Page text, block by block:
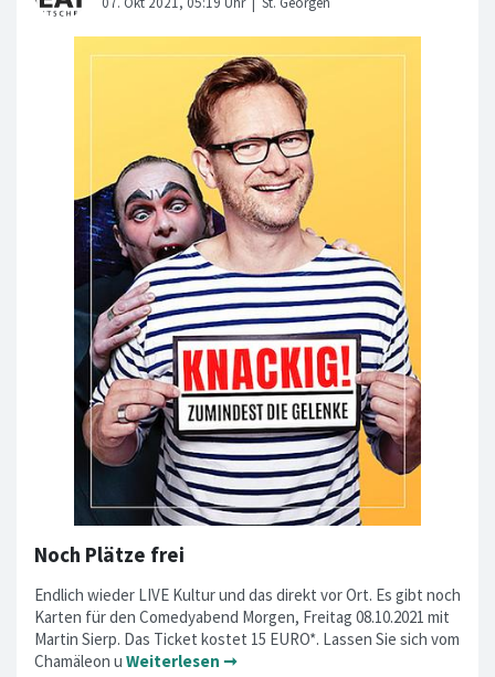
Noch Plätze frei
Endlich wieder LIVE Kultur und das direkt vor Ort. Es gibt noch
Karten für den Comedyabend Morgen, Freitag 08.10.2021 mit
Martin Sierp. Das Ticket kostet 15 EURO*. Lassen Sie sich vom
Chamäleon u Weiterlesen ➞